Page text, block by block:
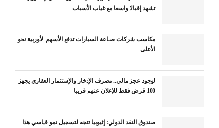
تشهد إقبالا واسعا مع غياب الأسباب
مكاسب شركات صناعة السيارات تدفع الأسهم الأوربية نحو
الأعلى
لوجود عجز مالي.. مصرف الإدخار والإستثمار العقاري يجهز
100 قرض فقط للإعلان عنهم قريبا
صندوق النقد الدولي: إثيوبيا تتجه لتسجيل نمو قياسي هذا